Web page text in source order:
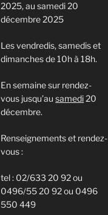
2025, au samedi 20
décembre 2025
Les vendredis, samedis et
dimanches de 10h à 18h.
En semaine sur rendez-
vous jusqu’ausamedi20
décembre.
Renseignements et rendez-
vous :
tel : 02/633 20 92 ou
0496/55 20 92 ou 0496
550 449